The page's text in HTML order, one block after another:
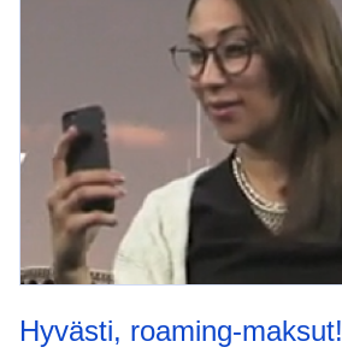
Hyvästi, roaming-maksut!